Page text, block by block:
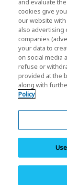
지원 FAQ
자주 묻는 질문
찾아보십시오.
다운로드
문서, 소프트웨
and evaluate
cookies give
our website
also advertising
companies
your data to
on social media
refuse or
provided at the
along with
Policy